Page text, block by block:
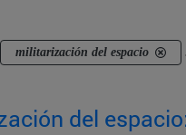
militarización del espacio
del